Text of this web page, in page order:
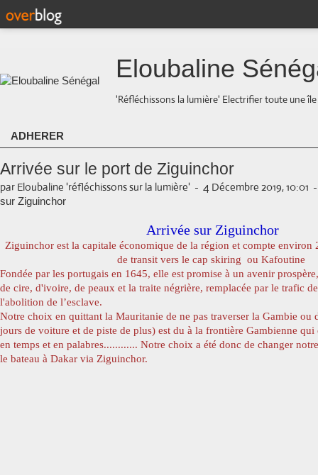
Eloubaline
'Réfléchissons la lumière' Electrifier toute une
ADHERER
Arrivée sur le port de Ziguinchor
par Eloubaline 'réfléchissons sur la lumière' - 4 Décembre 2019, 10:01
sur Ziguinchor
Arrivée sur Ziguinchor
Ziguinchor est la capitale économique de la région et compte environ
de transit vers le cap skiring ou Kafoutine
Fondée par les portugais en 1645, elle est promise à un avenir
de cire, d'ivoire, de peaux et la traite négrière, remplacée par le trafic
l'abolition de l’esclave.
Notre choix en quittant la Mauritanie de ne pas traverser la Gambie ou
jours de voiture et de piste de plus) est du à la frontière Gambienne qui
en temps et en palabres............ Notre choix a été donc de changer
le bateau à Dakar via Ziguinchor.